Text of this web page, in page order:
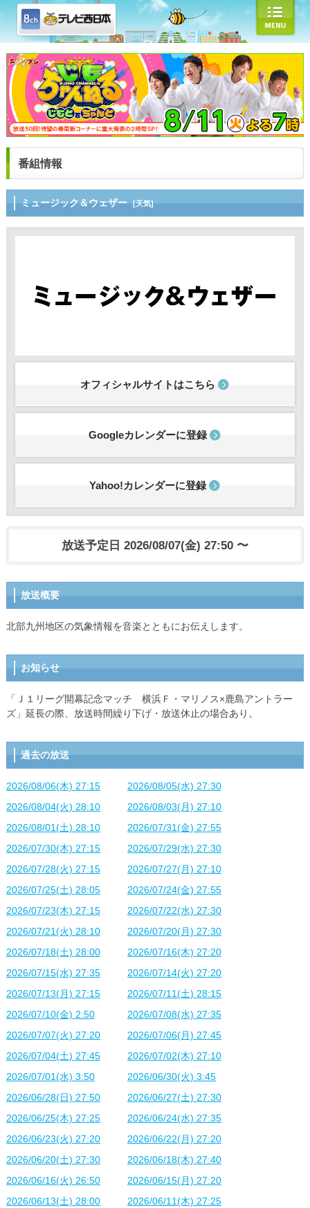
番組情報
ミュージック＆ウェザー [天気]
オフィシャルサイトはこちら
Googleカレンダーに登録
Yahoo!カレンダーに登録
放送予定日 2026/08/07(金) 27:50 〜
放送概要
北部九州地区の気象情報を音楽とともにお伝えします。
お知らせ
「Ｊ１リーグ開幕記念マッチ 横浜Ｆ・マリノス×鹿島アントラー
ズ」延長の際、放送時間繰り下げ・放送休止の場合あり。
過去の放送
2026/08/06(木) 27:15
2026/08/05(水) 27:30
2026/08/04(火) 28:10
2026/08/03(月) 27:10
2026/08/01(土) 28:10
2026/07/31(金) 27:55
2026/07/30(木) 27:15
2026/07/29(水) 27:30
2026/07/28(火) 27:15
2026/07/27(月) 27:10
2026/07/25(土) 28:05
2026/07/24(金) 27:55
2026/07/23(木) 27:15
2026/07/22(水) 27:30
2026/07/21(火) 28:10
2026/07/20(月) 27:30
2026/07/18(土) 28:00
2026/07/16(木) 27:20
2026/07/15(水) 27:35
2026/07/14(火) 27:20
2026/07/13(月) 27:15
2026/07/11(土) 28:15
2026/07/10(金) 2:50
2026/07/08(水) 27:35
2026/07/07(火) 27:20
2026/07/06(月) 27:45
2026/07/04(土) 27:45
2026/07/02(木) 27:10
2026/07/01(水) 3:50
2026/06/30(火) 3:45
2026/06/28(日) 27:50
2026/06/27(土) 27:30
2026/06/25(木) 27:25
2026/06/24(水) 27:35
2026/06/23(火) 27:20
2026/06/22(月) 27:20
2026/06/20(土) 27:30
2026/06/18(木) 27:40
2026/06/16(火) 26:50
2026/06/15(月) 27:20
2026/06/13(土) 28:00
2026/06/11(木) 27:25